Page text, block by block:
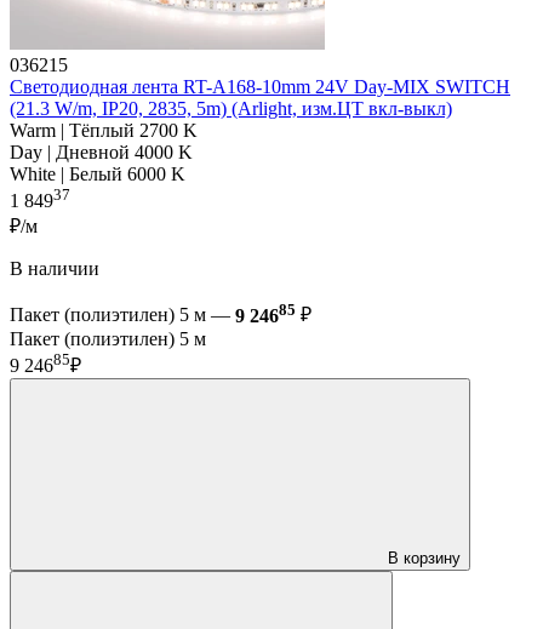
036215
Светодиодная лента RT-A168-10mm 24V Day-MIX SWITCH
(21.3 W/m, IP20, 2835, 5m) (Arlight, изм.ЦТ вкл-выкл)
Warm | Тёплый 2700 K
Day | Дневной 4000 K
White | Белый 6000 K
1 84937
₽/м
В наличии
Пакет (полиэтилен) 5 м — 9 24685 ₽
Пакет (полиэтилен) 5 м
9 24685₽
В корзину